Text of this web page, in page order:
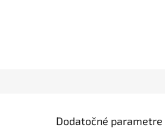
Dodatočné parametre